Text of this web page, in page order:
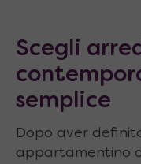
Scegli
semplice
Dopo aver
appartamentino